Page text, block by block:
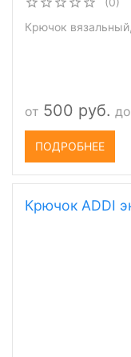
Крючок
от 500 руб. до
ПОДРОБНЕЕ
Крючок ADDI